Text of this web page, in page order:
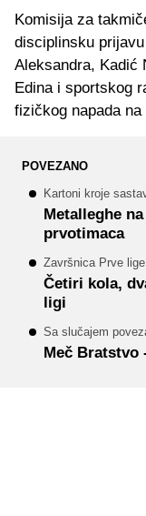
Komisija za
disciplinsku
Aleksandra, Kadić
Edina i sportskog
fizičkog napada
POVEZANO
Kartoni kroje
Metalleghe
prvotimaca
Završnica Prve
Četiri kola,
ligi
Sa slučajem
Meč Bratstvo